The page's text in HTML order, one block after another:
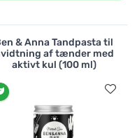
& Anna Tandpasta til
af tænder med
aktivt kul (100 ml)